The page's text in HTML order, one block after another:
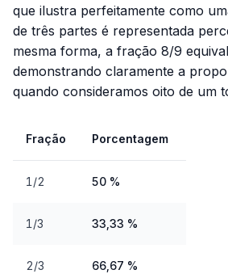
que ilustra perfeitamente como
de três partes é representada
mesma forma, a fração 8/9
demonstrando claramente a
quando consideramos oito de um
Fração Porcentagem
1/2 50 %
1/3 33,33 %
2/3 66,67 %